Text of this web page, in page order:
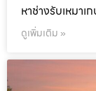
หาช่างรับเหมา
ดูเพิ่มเติม »